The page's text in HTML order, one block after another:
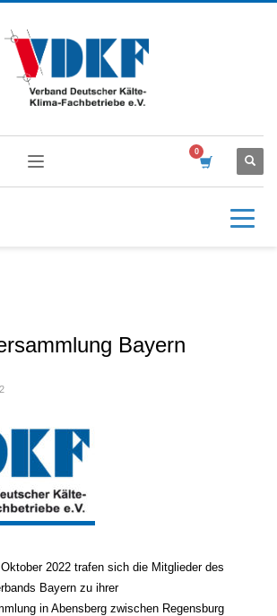
Bayern
2022 trafen sich die Mitglieder des
Bayern zu ihrer
in Abensberg zwischen Regensburg